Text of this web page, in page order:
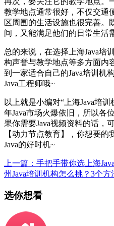
教学地点通常很好，不仅交通
区周围的生活设施也很完善。
间，又能满足他们的日常生活
总的来说，在选择上海Java培
构声誉与教学地点等多方面内
到一家适合自己的Java培训机
Java工程师哦~
以上就是小编对“ 上海Java培
年Java市场火爆依旧，所以各
果你需要Java视频资料的话，
【动力节点教育】，你想要
Java的好时机~
上一篇：手把手带你选上海
州Java培训机构怎么挑？3个方
选你想看